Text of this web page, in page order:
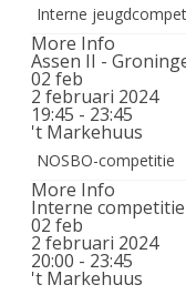
Interne
More Info
Assen II -
02 feb
2 februari 2024
19:45 - 23:45
't Markehuus
NOSBO-competitie
More Info
Interne
02 feb
2 februari 2024
20:00 - 23:45
't Markehuus